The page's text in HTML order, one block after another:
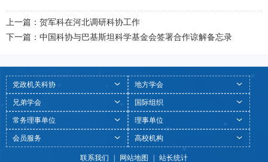
上一篇：贺军科在河北调研科协工作
下一篇：中国科协与巴基斯坦科学基金会签署合作谅解备忘录
党政机关科协 地方学会
兄弟学会 国际组织
常务理事单位 理事单位
会员服务 高校机构
联系我们 网站地图 站长统计